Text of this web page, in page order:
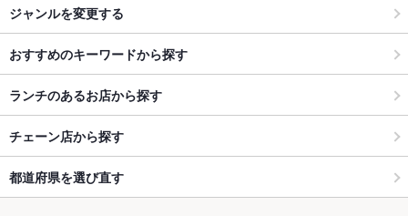
ジャンルを変更する
おすすめのキーワードから探す
ランチのあるお店から探す
チェーン店から探す
都道府県を選び直す